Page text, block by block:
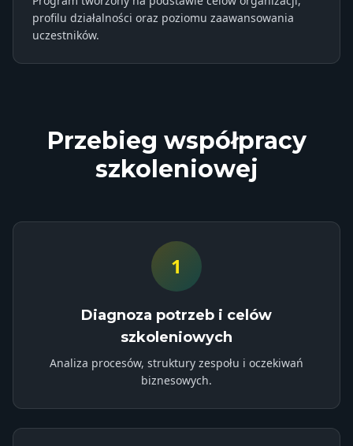
profilu działalności oraz poziomu zaawansowania
uczestników.
Przebieg współpracy
szkoleniowej
1
Diagnoza potrzeb i celów
szkoleniowych
Analiza procesów, struktury zespołu i oczekiwań
biznesowych.